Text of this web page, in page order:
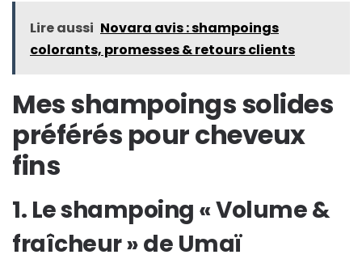
Lire aussi Novara avis : shampoings
colorants, promesses & retours clients
Mes shampoings solides
préférés pour cheveux
fins
1. Le shampoing « Volume &
fraîcheur » de Umaï